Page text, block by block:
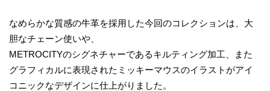
なめらかな質感の牛革を採用した今回のコレクションは、大
胆なチェーン使いや、
METROCITYのシグネチャーであるキルティング加工、また
グラフィカルに表現されたミッキーマウスのイラストがアイ
コニックなデザインに仕上がりました。